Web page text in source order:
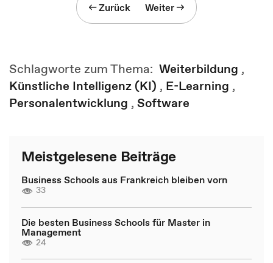
Zurück Weiter
Schlagworte zum Thema: Weiterbildung ,
Künstliche Intelligenz (KI) , E-Learning ,
Personalentwicklung , Software
Meistgelesene Beiträge
Business Schools aus Frankreich bleiben vorn
33
Die besten Business Schools für Master in
Management
24